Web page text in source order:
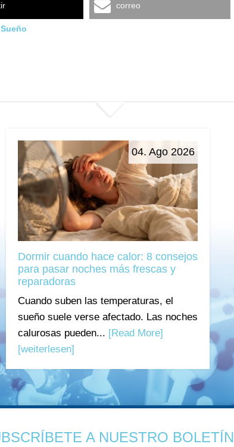
correo
Sueño
04. Ago 2026
Dormir cuando hace calor: 8 consejos
para pasar noches más frescas y
reparadoras
Cuando suben las temperaturas, el
sueño suele verse afectado. Las noches
calurosas pueden... [Read More]
[weiterlesen]
A NUESTRO BOLETÍN